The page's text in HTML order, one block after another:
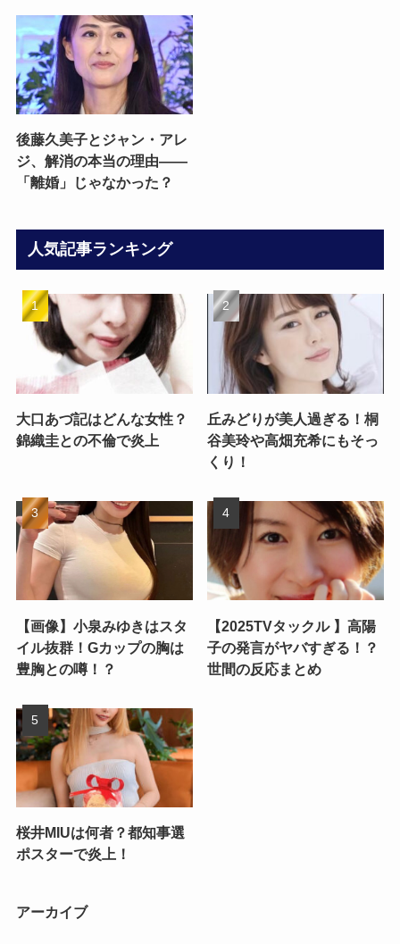
後藤久美子とジャン・アレ
ジ、解消の本当の理由——
「離婚」じゃなかった？
人気記事ランキング
大口あづ記はどんな女性？
錦織圭との不倫で炎上
丘みどりが美人過ぎる！桐
谷美玲や高畑充希にもそっ
くり！
【画像】小泉みゆきはスタ
イル抜群！Gカップの胸は
豊胸との噂！？
【2025TVタックル 】高陽
子の発言がヤバすぎる！？
世間の反応まとめ
桜井MIUは何者？都知事選
ポスターで炎上！
アーカイブ